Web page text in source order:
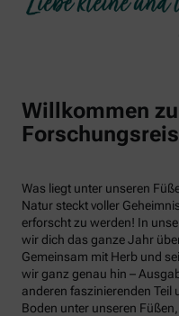
Willkommen
Was liegt unter unseren
Natur steckt voller
erforscht zu werden! In
wir dich das ganze Jahr
Gemeinsam mit Herb und
wir ganz genau hin –
anderen faszinierenden Teil
Boden unter unseren